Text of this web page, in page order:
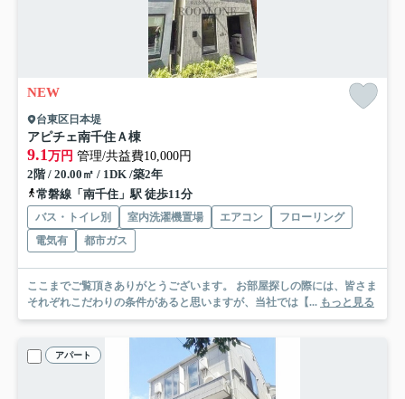
NEW
台東区日本堤
アピチェ南千住Ａ棟
9.1万円 管理/共益費10,000円
2階 / 20.00㎡ / 1DK /築2年
常磐線「南千住」駅 徒歩11分
バス・トイレ別 室内洗濯機置場 エアコン
フローリング
電気有
都市ガス
ここまでご覧頂きありがとうございます。 お部屋探しの際には、皆さま
それぞれこだわりの条件があると思いますが、当社では【... もっと見る
アパート